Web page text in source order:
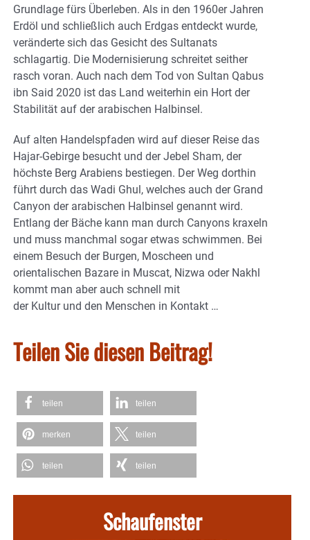
Grundlage fürs Überleben. Als in den 1960er Jahren
Erdöl und schließlich auch Erdgas entdeckt wurde,
veränderte sich das Gesicht des Sultanats
schlagartig. Die Modernisierung schreitet seither
rasch voran. Auch nach dem Tod von Sultan Qabus
ibn Said 2020 ist das Land weiterhin ein Hort der
Stabilität auf der arabischen Halbinsel.
Auf alten Handelspfaden wird auf dieser Reise das
Hajar-Gebirge besucht und der Jebel Sham, der
höchste Berg Arabiens bestiegen. Der Weg dorthin
führt durch das Wadi Ghul, welches auch der Grand
Canyon der arabischen Halbinsel genannt wird.
Entlang der Bäche kann man durch Canyons kraxeln
und muss manchmal sogar etwas schwimmen. Bei
einem Besuch der Burgen, Moscheen und
orientalischen Bazare in Muscat, Nizwa oder Nakhl
kommt man aber auch schnell mit
der Kultur und den Menschen in Kontakt …
Teilen Sie diesen Beitrag!
teilen teilen
merken teilen
teilen teilen
Schaufenster